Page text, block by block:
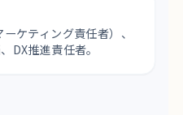
ケティング責任者）、
DX推進責任者。